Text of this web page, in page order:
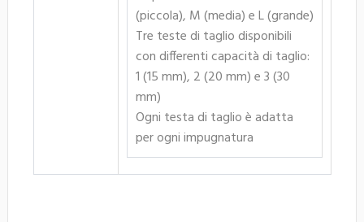
(piccola), M (media) e L (grande)
Tre teste di taglio disponibili
con differenti capacità di taglio:
1 (15 mm), 2 (20 mm) e 3 (30
mm)
Ogni testa di taglio è adatta
per ogni impugnatura